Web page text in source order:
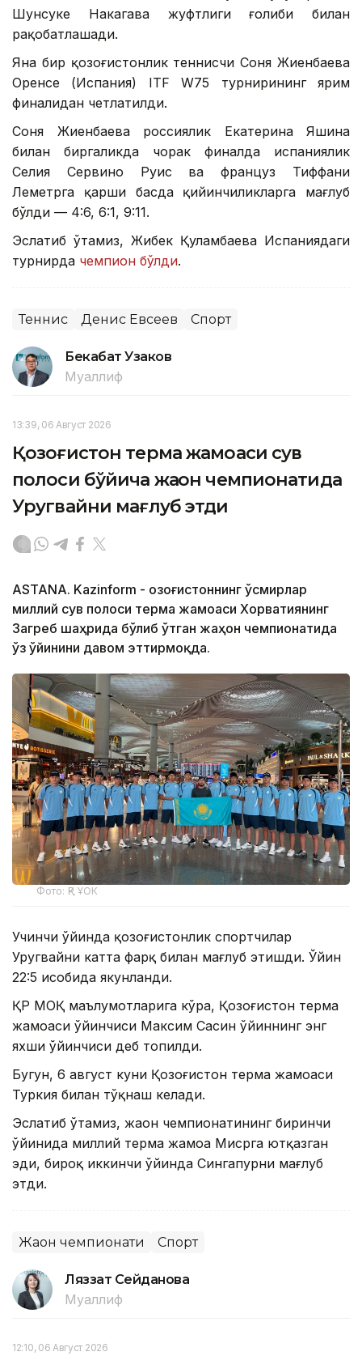
Шунсуке Накагава жуфтлиги ғолиби билан
рақобатлашади.
Яна бир қозоғистонлик теннисчи Соня Жиенбаева
Оренсе (Испания) ITF W75 турнирининг ярим
финалидан четлатилди.
Соня Жиенбаева россиялик Екатерина Яшина
билан биргаликда чорак финалда испаниялик
Селия Сервино Руис ва француз Тиффани
Леметрга қарши баҳсда қийинчиликларга мағлуб
бўлди — 4:6, 6:1, 9:11.
Эслатиб ўтамиз, Жибек Қуламбаева Испаниядаги
турнирда чемпион бўлди.
Теннис Денис Евсеев Спорт
Бекабат Узаков
Муаллиф
13:39, 06 Август 2026
Қозоғистон терма жамоаси сув
полоси бўйича жаҳон чемпионатида
Уругвайни мағлуб этди
ASTANA. Kazinform - Қозоғистоннинг ўсмирлар
миллий сув полоси терма жамоаси Хорватиянинг
Загреб шаҳрида бўлиб ўтган жаҳон чемпионатида
ўз ўйинини давом эттирмоқда.
Фото: ҚР ҰОК
Учинчи ўйинда қозоғистонлик спортчилар
Уругвайни катта фарқ билан мағлуб этишди. Ўйин
22:5 ҳисобида якунланди.
ҚР МОҚ маълумотларига кўра, Қозоғистон терма
жамоаси ўйинчиси Максим Сасин ўйиннинг энг
яхши ўйинчиси деб топилди.
Бугун, 6 август куни Қозоғистон терма жамоаси
Туркия билан тўқнаш келади.
Эслатиб ўтамиз, жаҳон чемпионатининг биринчи
ўйинида миллий терма жамоа Мисрга ютқазган
эди, бироқ иккинчи ўйинда Сингапурни мағлуб
этди.
Жаҳон чемпионати Спорт
Ляззат Сейданова
Муаллиф
12:10, 06 Август 2026